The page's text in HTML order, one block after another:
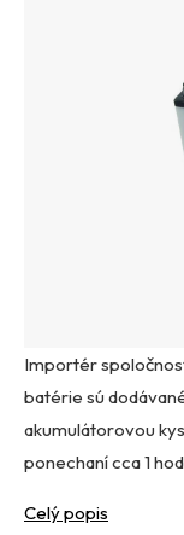
Importér
batérie sú
akumulátorovou
ponechaní cca 1
Celý popis